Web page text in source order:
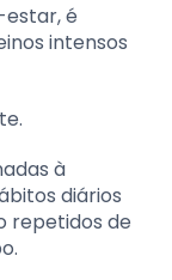
é
intensos
à
diários
repetidos de